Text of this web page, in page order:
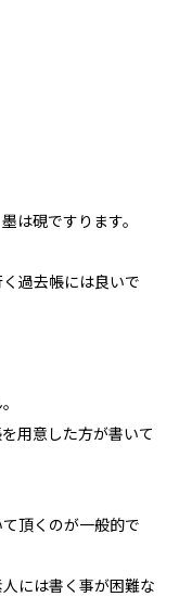
は硯ですります。
過去帳には良いで
用意した方が書いて
頂くのが一般的で
には書く事が困難な